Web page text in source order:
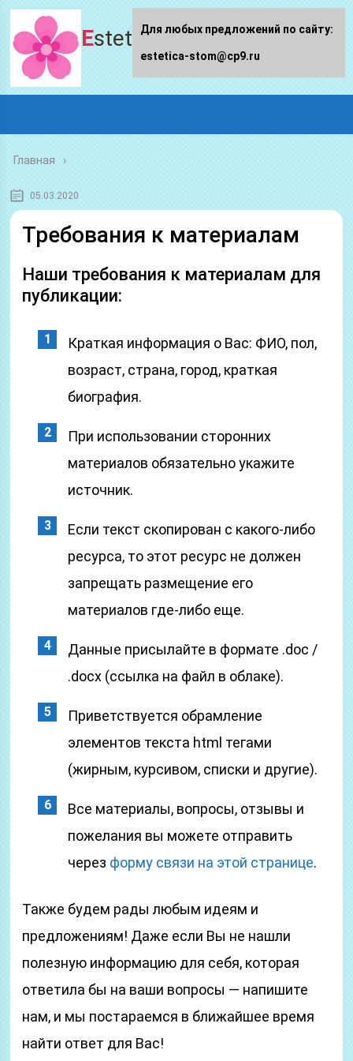
Estetica-stom.ru
Главная
05.03.2020
Требования к материалам
Наши требования к материалам для
публикации:
Краткая информация о Вас: ФИО, пол,
возраст, страна, город, краткая
биография.
При использовании сторонних
материалов обязательно укажите
источник.
Если текст скопирован с какого-либо
ресурса, то этот ресурс не должен
запрещать размещение его
материалов где-либо еще.
Данные присылайте в формате .doc /
.docx (ссылка на файл в облаке).
Приветствуется обрамление
элементов текста html тегами
(жирным, курсивом, списки и другие).
Все материалы, вопросы, отзывы и
пожелания вы можете отправить
через форму связи на этой странице.
Также будем рады любым идеям и
предложениям! Даже если Вы не нашли
полезную информацию для себя, которая
ответила бы на ваши вопросы — напишите
нам, и мы постараемся в ближайшее время
найти ответ для Вас!
Для любых предложений по сайту:
estetica-stom@cp9.ru